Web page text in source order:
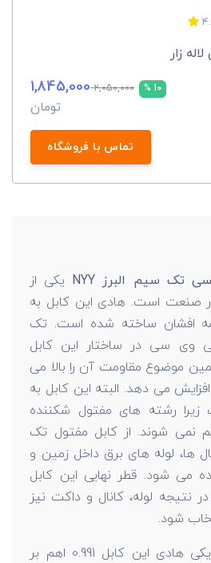
زار
10 %
2,050,000
1,845,000
تومان
تماس با فروشگاه
یکی از
در صنعت است. هادی این کابل به
افشان ساخته شده است. تک
وی سی در ساختار این کابل
موضوع مقاومت آن را بالا می
می دهد. البته این کابل به
رشته های مفتول شکننده
نمی شوند. از کابل مفتول تک
ها، لوله های برق داخل زمین و
می شود. قطر نهایی این کابل
در نتیجه لوله، کانال و داکت نیز
شود.
حداکثر مقاومت الکتریکی هادی این کابل 0.991 اهم بر